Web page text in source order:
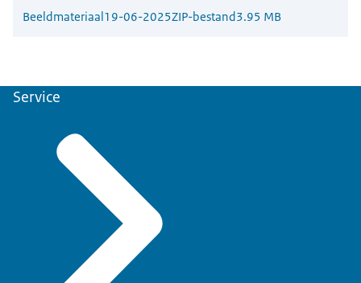
Beeldmateriaal19-06-2025ZIP-bestand3.95 MB
Service